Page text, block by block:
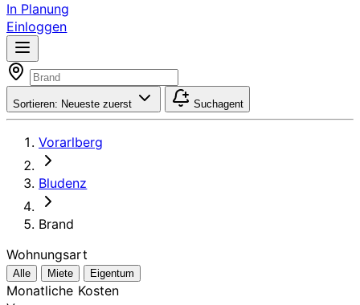
In Planung
Einloggen
Sortieren: Neueste zuerst Suchagent
Vorarlberg
Bludenz
Brand
Wohnungsart
Alle Miete Eigentum
Monatliche Kosten